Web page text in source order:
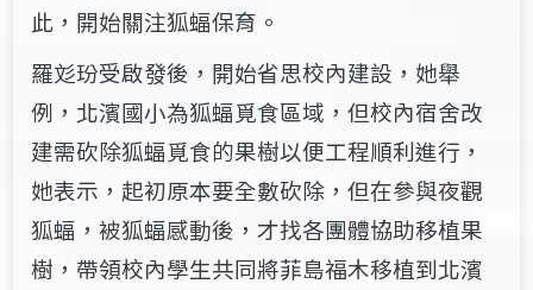
此，開始關注狐蝠保育。
羅彣玢受啟發後，開始省思校內建設，她舉
例，北濱國小為狐蝠覓食區域，但校內宿舍改
建需砍除狐蝠覓食的果樹以便工程順利進行，
她表示，起初原本要全數砍除，但在參與夜觀
狐蝠，被狐蝠感動後，才找各團體協助移植果
樹，帶領校內學生共同將菲島福木移植到北濱